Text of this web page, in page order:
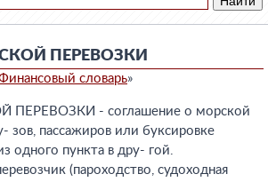
ПЕРЕВОЗКИ
словарь»
- соглашение о морской
зов, пассажиров или буксировке
одного пункта в дру- гой.
(пароходство, судоходная